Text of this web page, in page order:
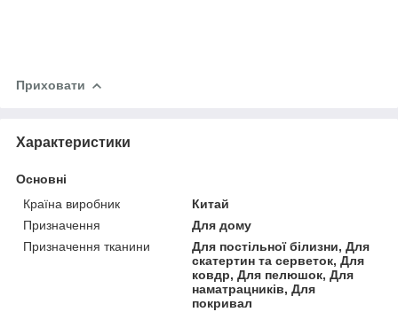
Приховати
Характеристики
Основні
Країна виробник
Китай
Призначення
Для дому
Призначення тканини
Для постільної білизни, Для
скатертин та серветок, Для
ковдр, Для пелюшок, Для
наматрацників, Для
покривал